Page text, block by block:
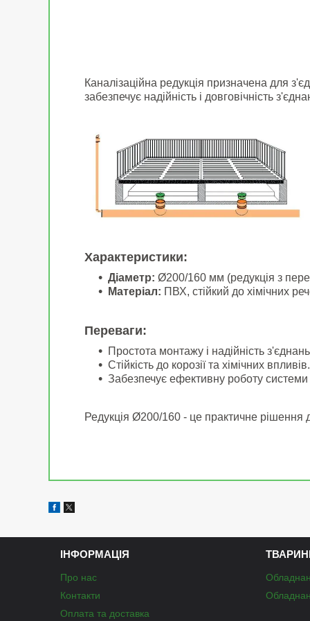
Каналізаційна редукція призначена для
забезпечує надійність і довговічність
Характеристики:
Діаметр: Ø200/160 мм (редукція з
Матеріал: ПВХ, стійкий до хімічних
Переваги:
Простота монтажу і надійність
Стійкість до корозії та хімічних впливів.
Забезпечує ефективну роботу
Редукція Ø200/160 - це практичне рішення
ІНФОРМАЦІЯ
Про нас
Контакти
Оплата та доставка